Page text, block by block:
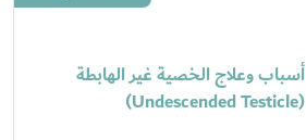
أسباب وعلاج الخصية غير الهابطة
(Undescended Testicle)